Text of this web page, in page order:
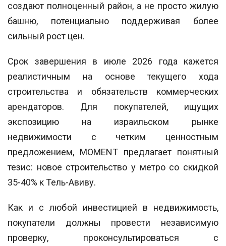
создают полноценный район, а не просто жилую
башню, потенциально поддерживая более
сильный рост цен.
Срок завершения в июле 2026 года кажется
реалистичным на основе текущего хода
строительства и обязательств коммерческих
арендаторов. Для покупателей, ищущих
экспозицию на израильском рынке
недвижимости с четким ценностным
предложением, MOMENT предлагает понятный
тезис: новое строительство у метро со скидкой
35-40% к Тель-Авиву.
Как и с любой инвестицией в недвижимость,
покупатели должны провести независимую
проверку, проконсультироваться с